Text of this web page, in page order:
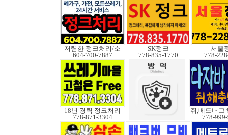
저렴한 정크처리/소
604-700-7887
SK정크
778-835-1770
서울
778-
18년 경력 정크처리
778-871-3304
778-